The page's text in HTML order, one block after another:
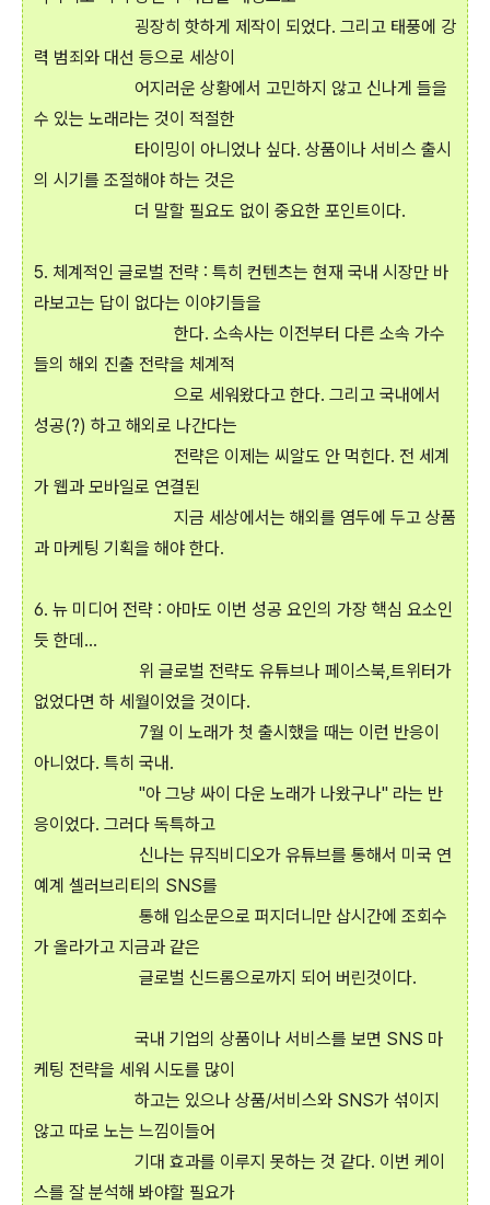
굉장히 핫하게 제작이 되었다. 그리고 태풍에 강
력 범죄와 대선 등으로 세상이
어지러운 상황에서 고민하지 않고 신나게 들을
수 있는 노래라는 것이 적절한
타이밍이 아니었나 싶다. 상품이나 서비스 출시
의 시기를 조절해야 하는 것은
더 말할 필요도 없이 중요한 포인트이다.
5. 체계적인 글로벌 전략 : 특히 컨텐츠는 현재 국내 시장만 바
라보고는 답이 없다는 이야기들을
한다. 소속사는 이전부터 다른 소속 가수
들의 해외 진출 전략을 체계적
으로 세워왔다고 한다. 그리고 국내에서
성공(?) 하고 해외로 나간다는
전략은 이제는 씨알도 안 먹힌다. 전 세계
가 웹과 모바일로 연결된
지금 세상에서는 해외를 염두에 두고 상품
과 마케팅 기획을 해야 한다.
6. 뉴 미디어 전략 : 아마도 이번 성공 요인의 가장 핵심 요소인
듯 한데...
위 글로벌 전략도 유튜브나 페이스북,트위터가
없었다면 하 세월이었을 것이다.
7월 이 노래가 첫 출시했을 때는 이런 반응이
아니었다. 특히 국내.
"아 그냥 싸이 다운 노래가 나왔구나" 라는 반
응이었다. 그러다 독특하고
신나는 뮤직비디오가 유튜브를 통해서 미국 연
예계 셀러브리티의 SNS를
통해 입소문으로 퍼지더니만 삽시간에 조회수
가 올라가고 지금과 같은
글로벌 신드롬으로까지 되어 버린것이다.
국내 기업의 상품이나 서비스를 보면 SNS 마
케팅 전략을 세워 시도를 많이
하고는 있으나 상품/서비스와 SNS가 섞이지
않고 따로 노는 느낌이들어
기대 효과를 이루지 못하는 것 같다. 이번 케이
스를 잘 분석해 봐야할 필요가